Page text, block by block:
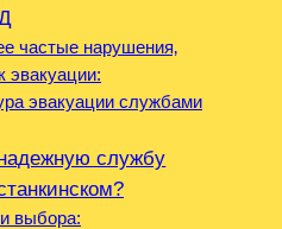
частые нарушения‚
эвакуации:
эвакуации службами
службу
выбора: